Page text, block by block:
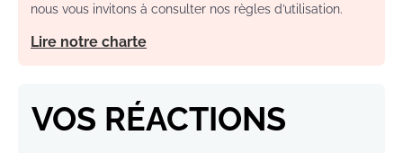
nous vous invitons à consulter nos règles d’utilisation.
Lire notre charte
VOS RÉACTIONS